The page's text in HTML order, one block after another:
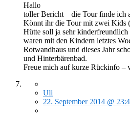
Hallo
toller Bericht – die Tour finde ich
Könnt ihr die Tour mit zwei Kids
Hütte soll ja sehr
waren mit den Kindern letztes
Rotwandhaus und dieses Jahr
und Hinterbärenbad.
Freue mich auf kurze Rückinfo –
Uli
22. September 2014 @